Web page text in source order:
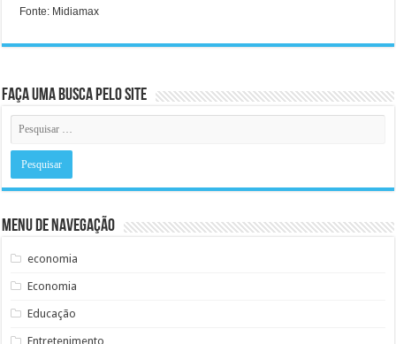
Fonte: Midiamax
Faça uma busca pelo Site
Menu de Navegação
economia
Economia
Educação
Entretenimento